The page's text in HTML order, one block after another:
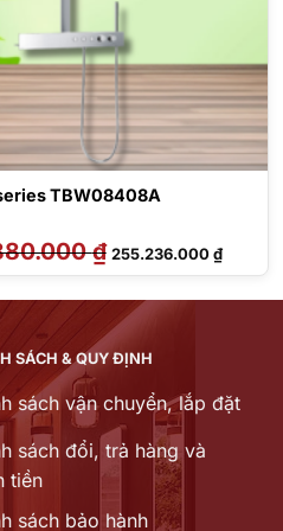
TBW08408A
₫ Giá
gốc
là:
255.236.000₫Giá
hiện
tại
SÁCH & QUY ĐỊNH
sách vận chuyển, lắp đặt
sách đổi, trả hàng và
tiền
sách bảo hành